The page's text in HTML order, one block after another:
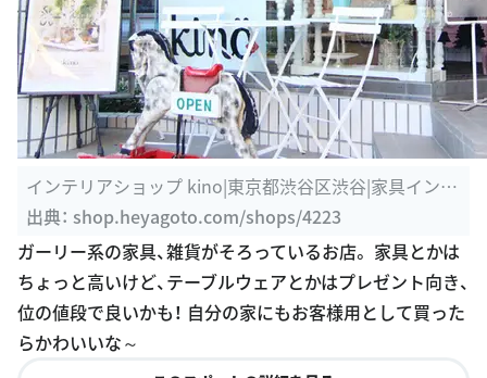
インテリアショップ kino|東京都渋谷区渋谷|家具インテ
リア店を探す ...
出典： shop.heyagoto.com/shops/4223
ガーリー系の家具、雑貨がそろっているお店。 家具とかは
ちょっと高いけど、テーブルウェアとかはプレゼント向き、
位の値段で良いかも！ 自分の家にもお客様用として買った
らかわいいな～